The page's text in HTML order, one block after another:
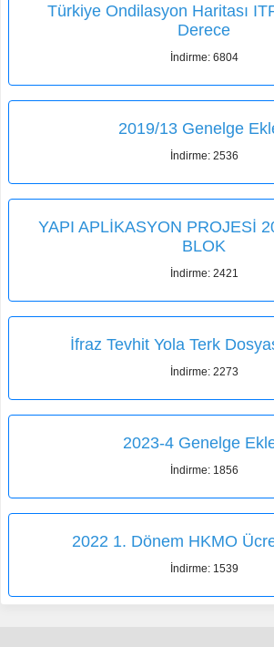
Türkiye Ondilasyon Haritası
Derece
İndirme: 6804
2019/13 Genelge
İndirme: 2536
YAPI APLİKASYON PROJESİ
BLOK
İndirme: 2421
İfraz Tevhit Yola Terk
İndirme: 2273
2023-4 Genelge
İndirme: 1856
2022 1. Dönem HKMO
İndirme: 1539